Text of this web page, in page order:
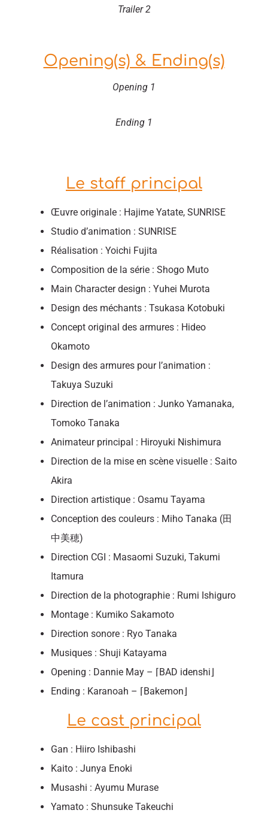
Trailer 2
Opening(s) & Ending(s)
Opening 1
Ending 1
Le staff principal
Œuvre originale : Hajime Yatate, SUNRISE
Studio d’animation : SUNRISE
Réalisation : Yoichi Fujita
Composition de la série : Shogo Muto
Main Character design : Yuhei Murota
Design des méchants : Tsukasa Kotobuki
Concept original des armures : Hideo
Okamoto
Design des armures pour l’animation :
Takuya Suzuki
Direction de l’animation : Junko Yamanaka,
Tomoko Tanaka
Animateur principal : Hiroyuki Nishimura
Direction de la mise en scène visuelle : Saito
Akira
Direction artistique : Osamu Tayama
Conception des couleurs : Miho Tanaka (田
中美穂)
Direction CGI : Masaomi Suzuki, Takumi
Itamura
Direction de la photographie : Rumi Ishiguro
Montage : Kumiko Sakamoto
Direction sonore : Ryo Tanaka
Musiques : Shuji Katayama
Opening : Dannie May – ⌈BAD idenshi⌋
Ending : Karanoah – ⌈Bakemon⌋
Le cast principal
Gan : Hiiro Ishibashi
Kaito : Junya Enoki
Musashi : Ayumu Murase
Yamato : Shunsuke Takeuchi